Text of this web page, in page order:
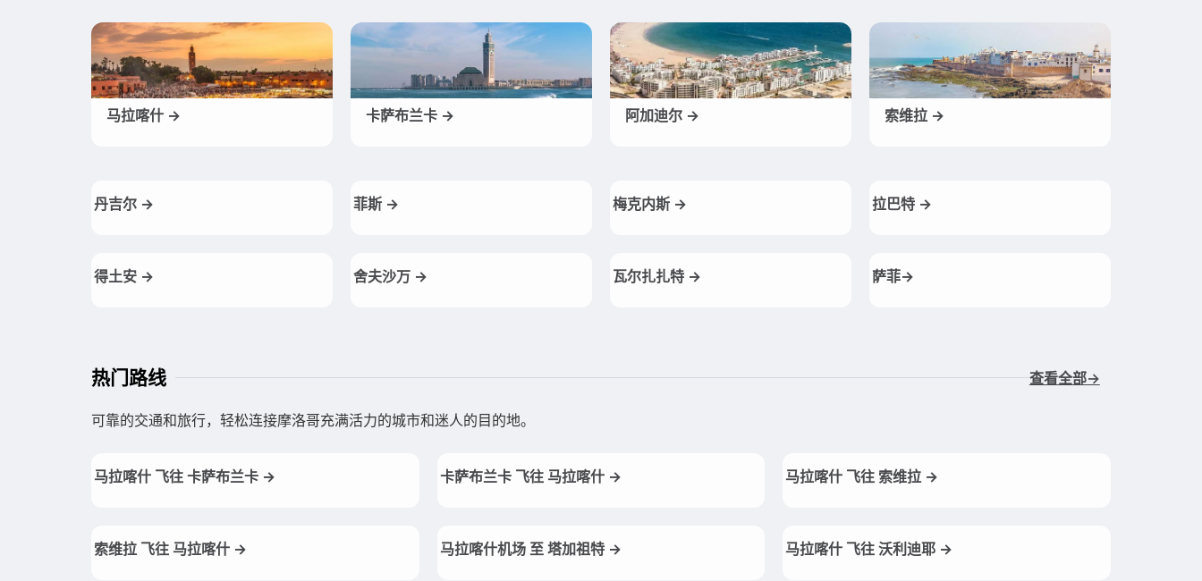
马拉喀什 → 卡萨布兰卡 → 阿加迪尔 → 索维拉 →
丹吉尔 → 菲斯 → 梅克内斯 → 拉巴特 →
得土安 → 舍夫沙万 → 瓦尔扎扎特 → 萨菲→
热门路线 查看全部→
可靠的交通和旅行，轻松连接摩洛哥充满活力的城市和迷人的目的地。
马拉喀什 飞往 卡萨布兰卡 → 卡萨布兰卡 飞往 马拉喀什 → 马拉喀什 飞往 索维拉 →
索维拉 飞往 马拉喀什 → 马拉喀什机场 至 塔加祖特 → 马拉喀什 飞往 沃利迪耶 →